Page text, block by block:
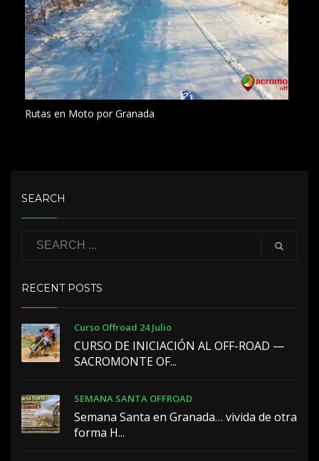
Rutas en Moto por Granada
SEARCH
RECENT POSTS
Curso Offroad 24 Julio
CURSO DE INICIACIÓN AL OFF-ROAD —
SACROMONTE OF...
SEMANA SANTA OFFROAD
Semana Santa en Granada… vivida de otra
forma H...